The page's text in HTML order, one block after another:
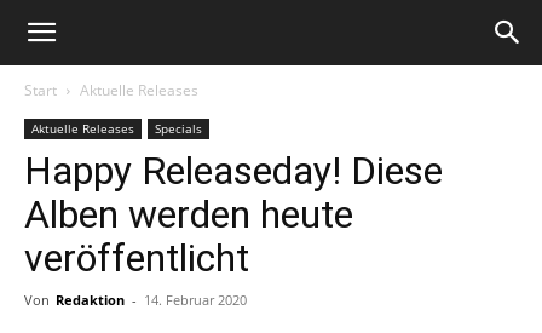
Start Aktuelle Releases
Aktuelle Releases Specials
Happy Releaseday! Diese
Alben werden heute
veröffentlicht
Von Redaktion - 14. Februar 2020